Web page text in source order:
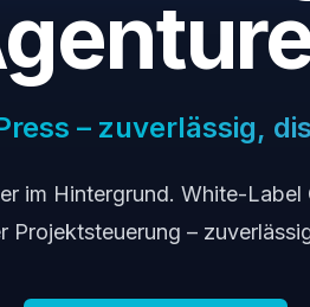
– zuverlässig,
im Hintergrund. White-
Projektsteuerung –